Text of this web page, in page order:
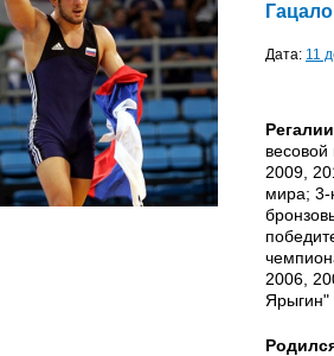
Дата: 11
2009,
мира; 3-
2006,
Ярыгин"